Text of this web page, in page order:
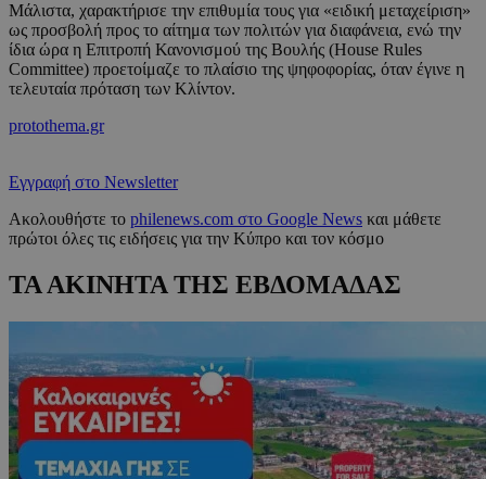
Μάλιστα, χαρακτήρισε την επιθυμία τους για «ειδική μεταχείριση»
ως προσβολή προς το αίτημα των πολιτών για διαφάνεια, ενώ την
ίδια ώρα η Επιτροπή Κανονισμού της Βουλής (House Rules
Committee) προετοίμαζε το πλαίσιο της ψηφοφορίας, όταν έγινε η
τελευταία πρόταση των Κλίντον.
protothema.gr
Εγγραφή στο Newsletter
Ακολουθήστε το philenews.com στο Google News και μάθετε
πρώτοι όλες τις ειδήσεις για την Κύπρο και τον κόσμο
ΤΑ ΑΚΙΝΗΤΑ ΤΗΣ ΕΒΔΟΜΑΔΑΣ